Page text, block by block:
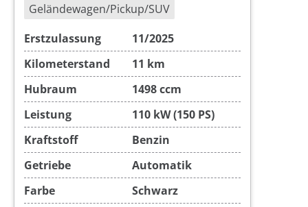
Geländewagen/Pickup/SUV
Erstzulassung
11/2025
Kilometerstand
11 km
Hubraum
1498 ccm
Leistung
110 kW (150 PS)
Kraftstoff
Benzin
Getriebe
Automatik
Farbe
Schwarz